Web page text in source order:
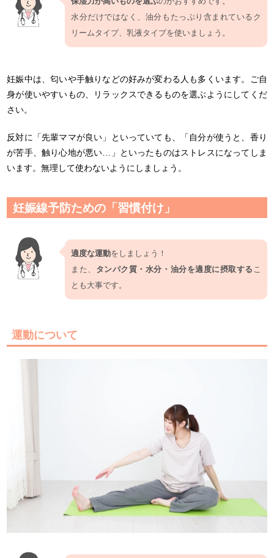
水分だけではなく、油分もたっぷり含まれているク
リームタイプ、乳液タイプを使いましょう。
妊娠中は、匂いや手触りなどの好みが変わる人も多くいます。ご自
身が使いやすいもの、リラックスできるものを選ぶようにしてくだ
さい。
反対に「先輩ママが良い」といっていても、「自分が使うと、香り
が苦手、触り心地が悪い…」といったものはストレスになってしま
います。無理して使わないようにしましょう。
妊娠線予防ための「習慣付け」
適度な運動をしましょう！
また、 タンパク質・水分・油分を適度に摂取する こ
とも大事です。
運動について